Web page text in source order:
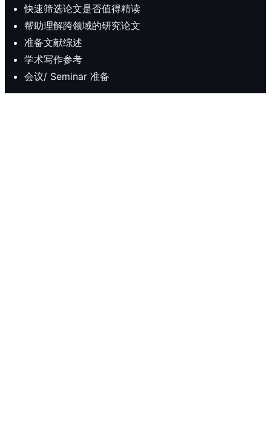
快速筛选论文是否值得精读
帮助理解跨领域的研究论文
准备文献综述
学术写作参考
会议/ Seminar 准备